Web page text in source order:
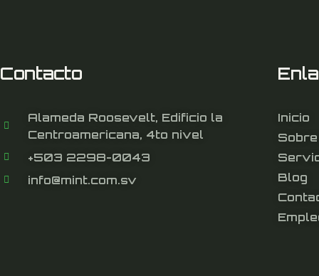
Contacto
Alameda Roosevelt, Edificio la
Centroamericana, 4to nivel
+503 2298-0043
info@mint.com.sv
Inicio
Blog